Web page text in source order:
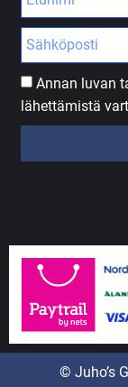
Annan luvan
lähettämistä
© Juho’s